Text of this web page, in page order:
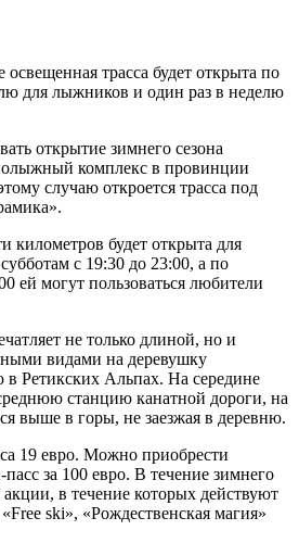
трасса будет открыта по
для лыжников и один раз в неделю
открытие зимнего сезона
комплекс в провинции
случаю откроется трасса под
километров будет открыта для
с 19:30 до 23:00, а по
ей могут пользоваться любители
не только длиной, но и
видами на деревушку
в Ретикских Альпах. На середине
станцию канатной дороги, на
выше в горы, не заезжая в деревню.
19 евро. Можно приобрести
за 100 евро. В течение зимнего
акции, в течение которых действуют
ski», «Рождественская магия»